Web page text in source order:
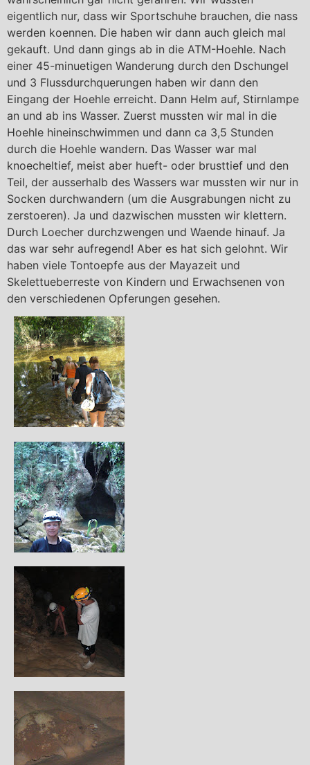
eigentlich nur, dass wir Sportschuhe brauchen, die nass
werden koennen. Die haben wir dann auch gleich mal
gekauft. Und dann gings ab in die ATM-Hoehle. Nach
einer 45-minuetigen Wanderung durch den Dschungel
und 3 Flussdurchquerungen haben wir dann den
Eingang der Hoehle erreicht. Dann Helm auf, Stirnlampe
an und ab ins Wasser. Zuerst mussten wir mal in die
Hoehle hineinschwimmen und dann ca 3,5 Stunden
durch die Hoehle wandern. Das Wasser war mal
knoecheltief, meist aber hueft- oder brusttief und den
Teil, der ausserhalb des Wassers war mussten wir nur in
Socken durchwandern (um die Ausgrabungen nicht zu
zerstoeren). Ja und dazwischen mussten wir klettern.
Durch Loecher durchzwengen und Waende hinauf. Ja
das war sehr aufregend! Aber es hat sich gelohnt. Wir
haben viele Tontoepfe aus der Mayazeit und
Skelettueberreste von Kindern und Erwachsenen von
den verschiedenen Opferungen gesehen.